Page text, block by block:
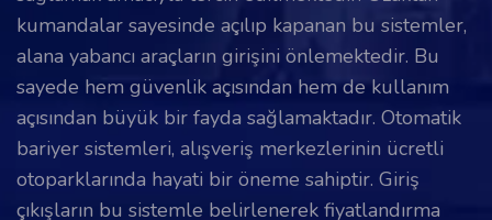
kumandalar sayesinde açılıp kapanan bu sistemler,
alana yabancı araçların girişini önlemektedir. Bu
sayede hem güvenlik açısından hem de kullanım
açısından büyük bir fayda sağlamaktadır. Otomatik
bariyer sistemleri, alışveriş merkezlerinin ücretli
otoparklarında hayati bir öneme sahiptir. Giriş
çıkışların bu sistemle belirlenerek fiyatlandırma